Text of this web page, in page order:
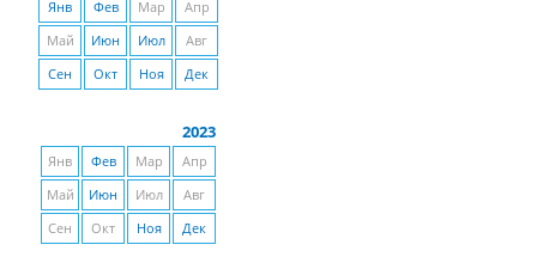
Янв Фев Мар
Апр
Май
Июн Июл
Авг
Сен
Окт Ноя Дек
2023
Янв Фев Мар
Апр
Май
Июн Июл
Авг
Сен
Окт Ноя Дек